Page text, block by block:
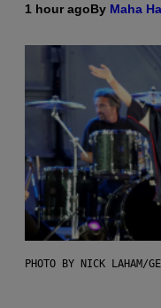
1 hour agoBy Maha
PHOTO BY NICK LAHAM/